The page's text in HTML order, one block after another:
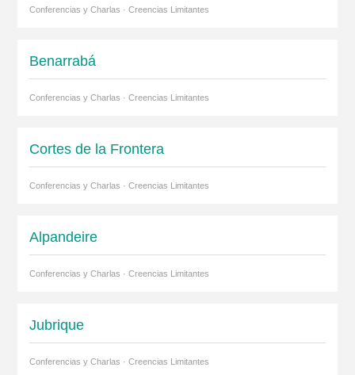
Conferencias y Charlas · Creencias Limitantes
Benarrabá
Conferencias y Charlas · Creencias Limitantes
Cortes de la Frontera
Conferencias y Charlas · Creencias Limitantes
Alpandeire
Conferencias y Charlas · Creencias Limitantes
Jubrique
Conferencias y Charlas · Creencias Limitantes